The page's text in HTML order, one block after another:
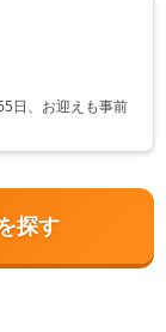
日、お迎えも事前
探す